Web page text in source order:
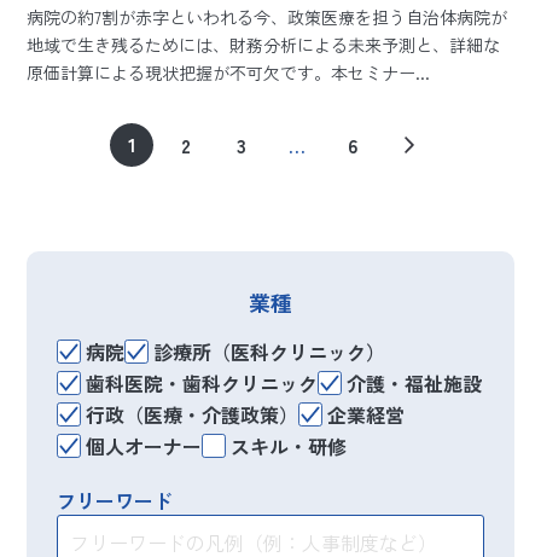
病院の約7割が赤字といわれる今、政策医療を担う自治体病院が
地域で生き残るためには、財務分析による未来予測と、詳細な
原価計算による現状把握が不可欠です。本セミナー...
1 2 3 … 6
業種
病院
診療所（医科クリニック）
歯科医院・歯科クリニック
介護・福祉施設
行政（医療・介護政策）
企業経営
個人オーナー
スキル・研修
フリーワード